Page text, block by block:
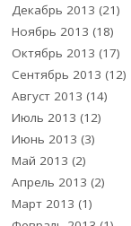
Декабрь 2013 (21)
Ноябрь 2013 (18)
Октябрь 2013 (17)
Сентябрь 2013 (12)
Август 2013 (14)
Июль 2013 (12)
Июнь 2013 (3)
Май 2013 (2)
Апрель 2013 (2)
Март 2013 (1)